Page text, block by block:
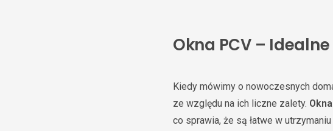
Okna PCV –
Kiedy mówimy o nowoczesnych
ze względu na ich liczne zalety.
co sprawia, że są łatwe w